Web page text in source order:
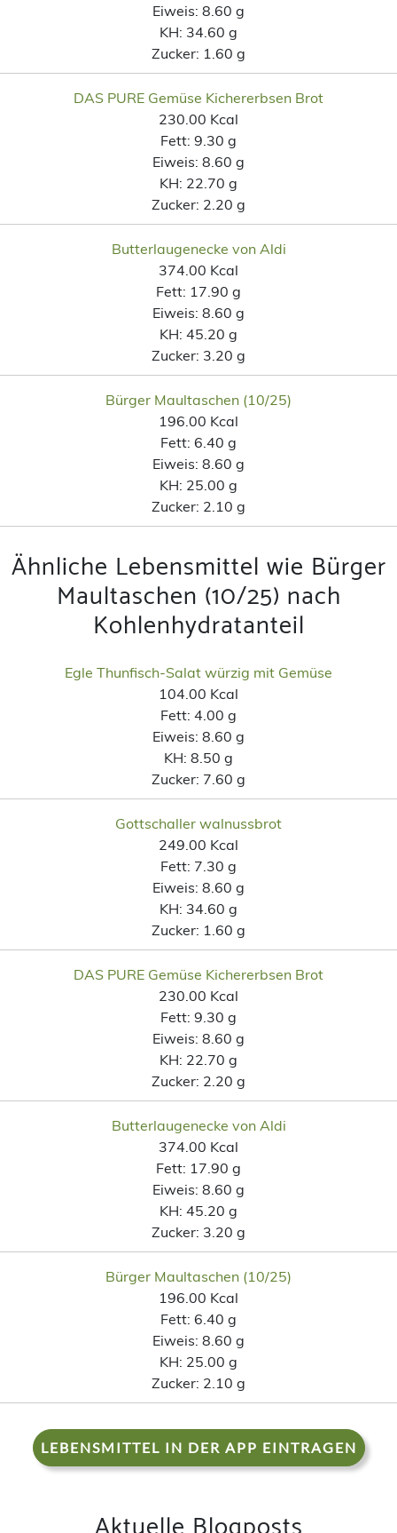
Eiweis: 8.60 g
KH: 34.60 g
Zucker: 1.60 g
DAS PURE Gemüse Kichererbsen Brot
230.00 Kcal
Fett: 9.30 g
Eiweis: 8.60 g
KH: 22.70 g
Zucker: 2.20 g
Butterlaugenecke von Aldi
374.00 Kcal
Fett: 17.90 g
Eiweis: 8.60 g
KH: 45.20 g
Zucker: 3.20 g
Bürger Maultaschen (10/25)
196.00 Kcal
Fett: 6.40 g
Eiweis: 8.60 g
KH: 25.00 g
Zucker: 2.10 g
Ähnliche Lebensmittel wie Bürger
Maultaschen (10/25) nach
Kohlenhydratanteil
Egle Thunfisch-Salat würzig mit Gemüse
104.00 Kcal
Fett: 4.00 g
Eiweis: 8.60 g
KH: 8.50 g
Zucker: 7.60 g
Gottschaller walnussbrot
249.00 Kcal
Fett: 7.30 g
Eiweis: 8.60 g
KH: 34.60 g
Zucker: 1.60 g
DAS PURE Gemüse Kichererbsen Brot
230.00 Kcal
Fett: 9.30 g
Eiweis: 8.60 g
KH: 22.70 g
Zucker: 2.20 g
Butterlaugenecke von Aldi
374.00 Kcal
Fett: 17.90 g
Eiweis: 8.60 g
KH: 45.20 g
Zucker: 3.20 g
Bürger Maultaschen (10/25)
196.00 Kcal
Fett: 6.40 g
Eiweis: 8.60 g
KH: 25.00 g
Zucker: 2.10 g
LEBENSMITTEL IN DER APP EINTRAGEN